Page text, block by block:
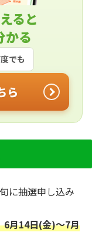
ると
かる
でも
ら
に抽選申し込み
6月14日(金)～7月